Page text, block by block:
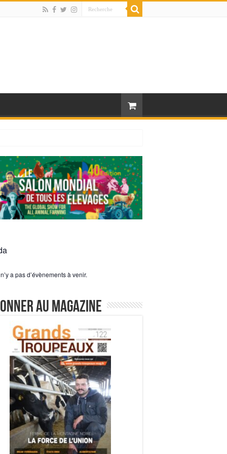
a pas d’évènements à venir.
au magazine